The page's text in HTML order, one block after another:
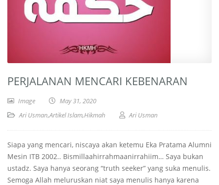
PERJALANAN MENCARI KEBENARAN
Image
May 31, 2020
Ari Usman,Artikel Islam,Hikmah Ari Usman
Siapa yang mencari, niscaya akan ketemu Eka Pratama Alumni
Mesin ITB 2002.. Bismillaahirrahmaanirrahiim… Saya bukan
ustadz. Saya hanya seorang “truth seeker” yang suka menulis.
Semoga Allah meluruskan niat saya menulis hanya karena